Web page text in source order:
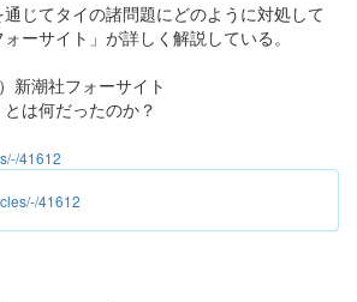
じてタイの諸問題にどのように対処して
ーサイト」が詳しく解説している。
新潮社フォーサイト
は何だったのか？
41612
41612